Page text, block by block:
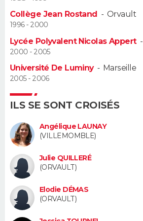
Alimentation
Guide de la santé
Maladies
Médicaments
Sommeil
VOYAGE
Destinations
City break
Voyage nature
Voyage de noces
Forum
Climat
+
PHOTO
GUIDES D'ACHAT
BONS PLANS
Carte de Noël
Carte Bonne année
Carte Saint-Valentin
Carte Pâques
Carte d'anniversaire
DICTIONNAIRE
Dictionnaire
Biographies
Citations
Expressions
Proverbes
PROGRAMME TV
S'inscrire
Se connecter
Lycées
Collèges
Primaires
Universités
Entreprises
Service militaire
Avis de recherche
AVIS DE DÉCÈS
Collège Jean Rostand -Orvault
1996 - 2000
Lycée Polyvalent Nicolas Appert-
2000 - 2005
Université De Luminy- Marseille
2005 - 2006
ILS SE SONT CROISÉS
Angélique LAUNAY
(VILLEMOMBLE)
Julie QUILLERÉ
(ORVAULT)
Elodie DÉMAS
(ORVAULT)